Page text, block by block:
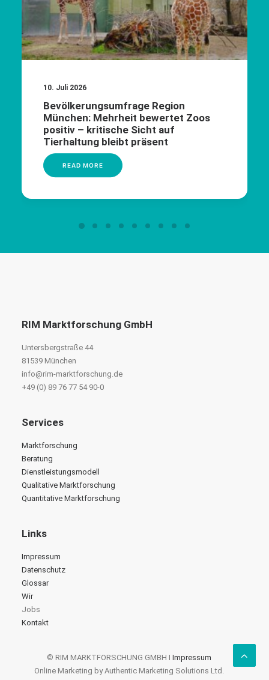
10. Juli 2026
Bevölkerungsumfrage Region
München: Mehrheit bewertet Zoos
positiv – kritische Sicht auf
Tierhaltung bleibt präsent
READ MORE
RIM Marktforschung GmbH
Untersbergstraße 44
81539 München
info@rim-marktforschung.de
+49 (0) 89 76 77 54 90-0
Services
Marktforschung
Beratung
Dienstleistungsmodell
Qualitative Marktforschung
Quantitative Marktforschung
Links
Impressum
Datenschutz
Glossar
Wir
Jobs
Kontakt
© RIM MARKTFORSCHUNG GMBH I Impressum
Online Marketing by Authentic Marketing Solutions Ltd.